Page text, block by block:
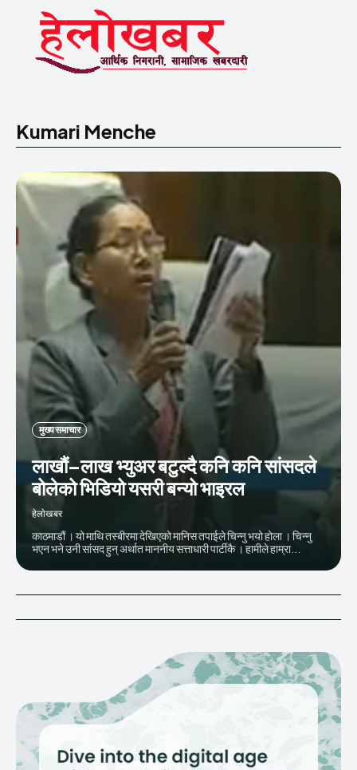
Kumari Menche
मुख्य समाचार
लाखौं–लाख भ्युअर बटुल्दै कनि कनि सांसदले
बोलेको भिडियो यसरी बन्यो भाइरल
हेलाेखबर
काठमाडौं । यो माथि तस्बीरमा देखिएको मानिस तपाईले चिन्नु भयो होला । चिन्नु
भएन भने उनी सांसद हुन् अर्थात माननीय सत्ताधारी पार्टीकै । हामीले हाम्रा...